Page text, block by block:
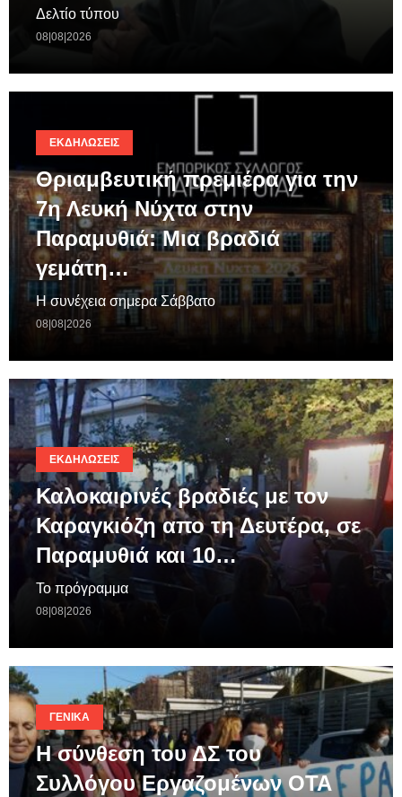
Δελτίο τύπου
08|08|2026
ΕΚΔΗΛΏΣΕΙΣ
Θριαμβευτική πρεμιέρα για την
7η Λευκή Νύχτα στην
Παραμυθιά: Μια βραδιά
γεμάτη…
Η συνέχεια σημερα Σάββατο
08|08|2026
ΕΚΔΗΛΏΣΕΙΣ
Καλοκαιρινές βραδιές με τον
Καραγκιόζη απο τη Δευτέρα, σε
Παραμυθιά και 10…
Το πρόγραμμα
08|08|2026
ΓΕΝΙΚΆ
Η σύνθεση του ΔΣ του
Συλλόγου Εργαζομένων ΟΤΑ